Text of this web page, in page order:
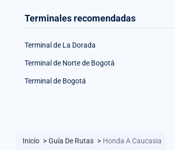
Terminales recomendadas
Terminal de La Dorada
Terminal de Norte de Bogotá
Terminal de Bogotá
Inicio > Guía De Rutas > Honda A Caucasia